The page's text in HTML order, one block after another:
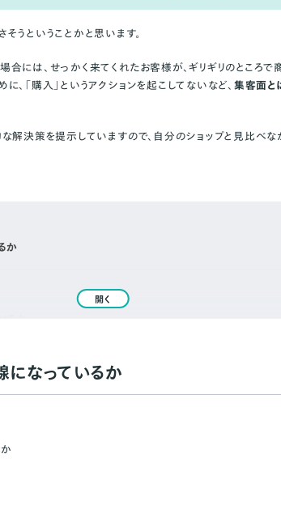
うということかと思います。
には、せっかく来てくれたお客様が、ギリギリのところで
、「購入」というアクションを起こしてないなど、 集客面と
な解決策を提示していますので、自分のショップと見比べ
か
か
いないか
開く
なっているか